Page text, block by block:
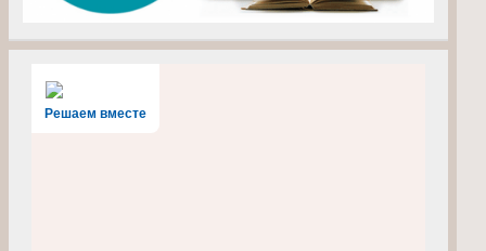
Решаем вместе